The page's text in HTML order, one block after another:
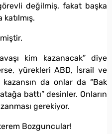
değilmiş, fakat başka
kim kazanacak” diye
yürekleri ABD, İsrail ve
da onlar da “Bak
battı” desinler. Onların
gerekiyor.
Bozguncular!